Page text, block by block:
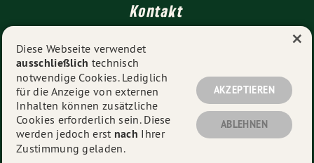
Kontakt
Impressum
Datenschutz
© 2026 Daniel Lede Abal MdL - Alle Rechte vorbehalten.
Diese Webseite verwendet
ausschließlich technisch
notwendige Cookies. Lediglich
für die Anzeige von externen
Inhalten können zusätzliche
Cookies erforderlich sein. Diese
werden jedoch erst nach Ihrer
Zustimmung geladen.
AKZEPTIEREN
ABLEHNEN
×